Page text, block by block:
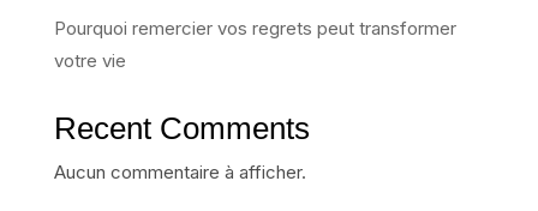
Pourquoi remercier vos regrets peut transformer
votre vie
Recent Comments
Aucun commentaire à afficher.